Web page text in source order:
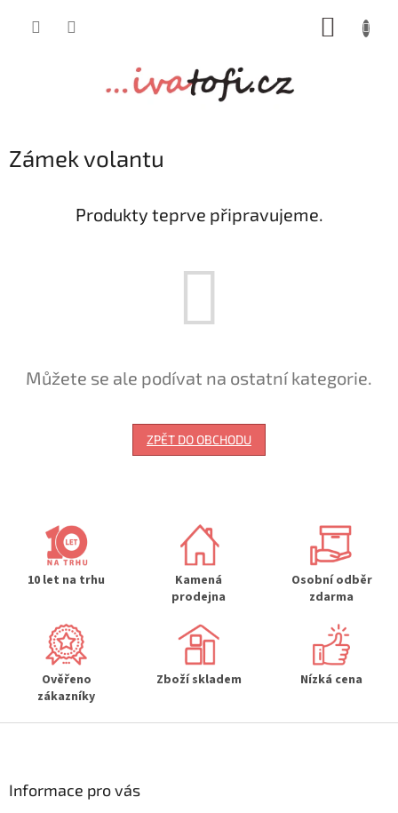
Zámek volantu
Produkty teprve připravujeme.
Můžete se ale podívat na ostatní kategorie.
ZPĚT DO OBCHODU
10 let na trhu
Kamená
prodejna
Osobní odběr
zdarma
Ověřeno
zákazníky
Zboží skladem Nízká cena
Informace pro vás